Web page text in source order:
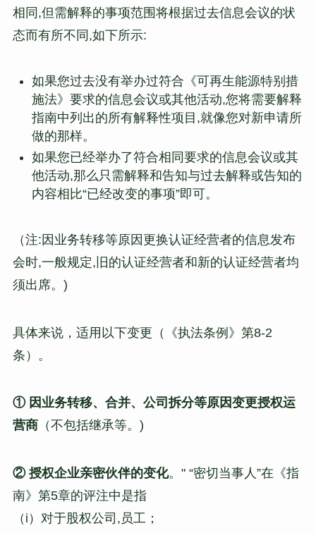
相同,但需解释的事项范围将根据过去信息会议的状
态而有所不同,如下所示:
如果您过去没有举办过符合《可再生能源特别措
施法》要求的信息会议或其他活动,您将需要解释
指南中列出的所有解释性项目,就像您对新申请所
做的那样。
如果您已经举办了符合相同要求的信息会议或其
他活动,那么只需解释和告知与过去解释或告知的
内容相比“已经改变的事项”即可。
（注:因业务转移等原因更换认证经营者的信息发布
会时,一般规定,旧的认证经营者和新的认证经营者均
须出席。)
具体来说，适用以下变更（《执法条例》第8-2
条）。
① 因业务转移、合并、公司拆分等原因变更授权运
营商（不包括继承等。)
② 授权企业亲密伙伴的变化。" “密切当事人”在《指
南》第5章的评注中是指
（i）对于股权公司,员工；